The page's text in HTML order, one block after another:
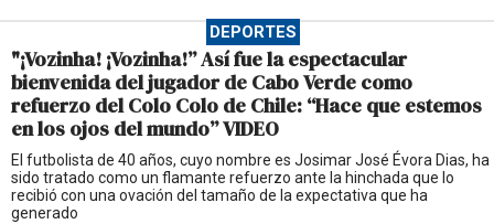
DEPORTES
"¡Vozinha! ¡Vozinha!” Así fue la espectacular
bienvenida del jugador de Cabo Verde como
refuerzo del Colo Colo de Chile: “Hace que estemos
en los ojos del mundo” VIDEO
El futbolista de 40 años, cuyo nombre es Josimar José Évora Dias, ha
sido tratado como un flamante refuerzo ante la hinchada que lo
recibió con una ovación del tamaño de la expectativa que ha
generado